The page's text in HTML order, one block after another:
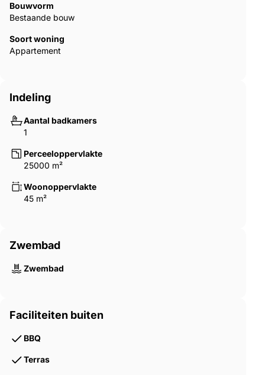
Bouwvorm
Bestaande bouw
Soort woning
Appartement
Indeling
Aantal badkamers
1
Perceeloppervlakte
25000 m²
Woonoppervlakte
45 m²
Zwembad
Zwembad
Faciliteiten buiten
BBQ
Terras